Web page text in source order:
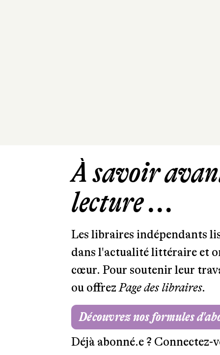
À savoir
lecture ...
Les libraires indépendants
dans l'actualité littéraire et
cœur. Pour soutenir leur
ou offrezPage des libraires.
Découvrez nos formules
Déjà abonné.e ? Connectez-